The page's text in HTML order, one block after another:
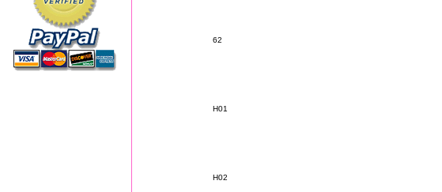
62
H01
H02